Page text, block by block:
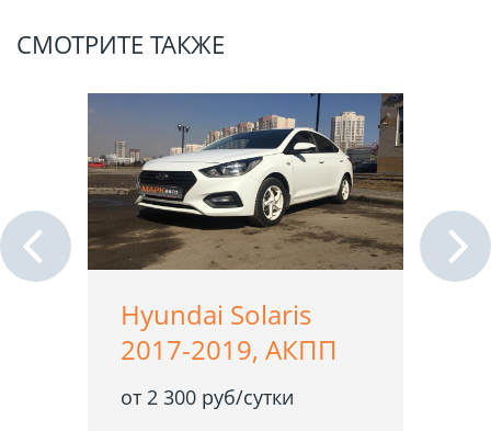
СМОТРИТЕ ТАКЖЕ
Hyundai Solaris
2017-2019, АКПП
от 2 300 руб/сутки